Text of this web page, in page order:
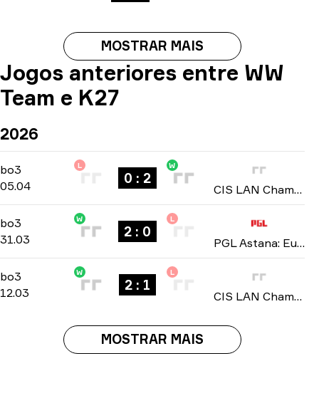
MOSTRAR MAIS
Jogos anteriores entre WW
Team e K27
2026
bo3 -bo3
05.04
L
0 : 2
W
CIS LAN Championship: Season 4 2026
bo3 -bo3
31.03
W
2 : 0
L
PGL Astana: European Closed Qualifier 2026
bo3 -bo3
12.03
W
2 : 1
L
CIS LAN Championship: Season 3 2026
MOSTRAR MAIS